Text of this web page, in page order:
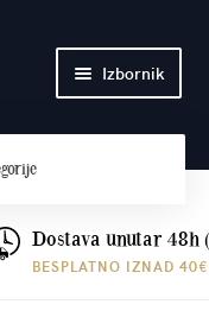
Izbornik
Dostava unutar 48h
BESPLATNO IZNAD 40€